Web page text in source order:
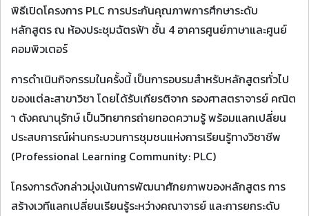
พิธีเปิดโครงการ PLC การประกันคุณภาพการศึกษาระดับ
หลักสูตร ณ ห้องประชุมฉัตรฟ้า ชั้น 4 อาคารศูนย์ภาษาและศูนย์
คอมพิวเตอร์
การดำเนินกิจกรรมในครั้งนี้ เป็นการอบรมสำหรับหลักสูตรทั่วไป
ของแต่ละสาขาวิชา โดยได้รับเกียรติจาก รองศาสตราจารย์ คณิต
า ตังคณานุรักษ์ เป็นวิทยากรถ่ายทอดความรู้ พร้อมแลกเปลี่ยน
ประสบการณ์ผ่านกระบวนการชุมชนแห่งการเรียนรู้ทางวิชาชีพ
(Professional Learning Community: PLC)
โครงการดังกล่าวมุ่งเน้นการพัฒนาศักยภาพของหลักสูตร การ
สร้างเวทีแลกเปลี่ยนเรียนรู้ระหว่างคณาจารย์ และการยกระดับ